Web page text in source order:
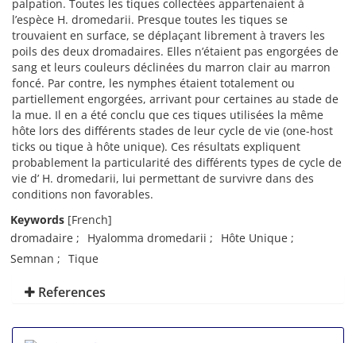
palpation. Toutes les tiques collectées appartenaient à
l’espèce H. dromedarii. Presque toutes les tiques se
trouvaient en surface, se déplaçant librement à travers les
poils des deux dromadaires. Elles n’étaient pas engorgées de
sang et leurs couleurs déclinées du marron clair au marron
foncé. Par contre, les nymphes étaient totalement ou
partiellement engorgées, arrivant pour certaines au stade de
la mue. Il en a été conclu que ces tiques utilisées la même
hôte lors des différents stades de leur cycle de vie (one-host
ticks ou tique à hôte unique). Ces résultats expliquent
probablement la particularité des différents types de cycle de
vie d’ H. dromedarii, lui permettant de survivre dans des
conditions non favorables.
Keywords [French]
dromadaire
Hyalomma dromedarii
Hôte Unique
Semnan
Tique
References